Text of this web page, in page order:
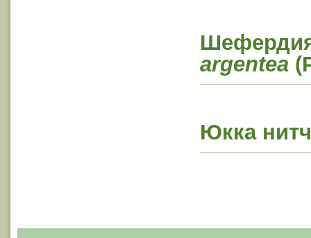
argentea
Юкка